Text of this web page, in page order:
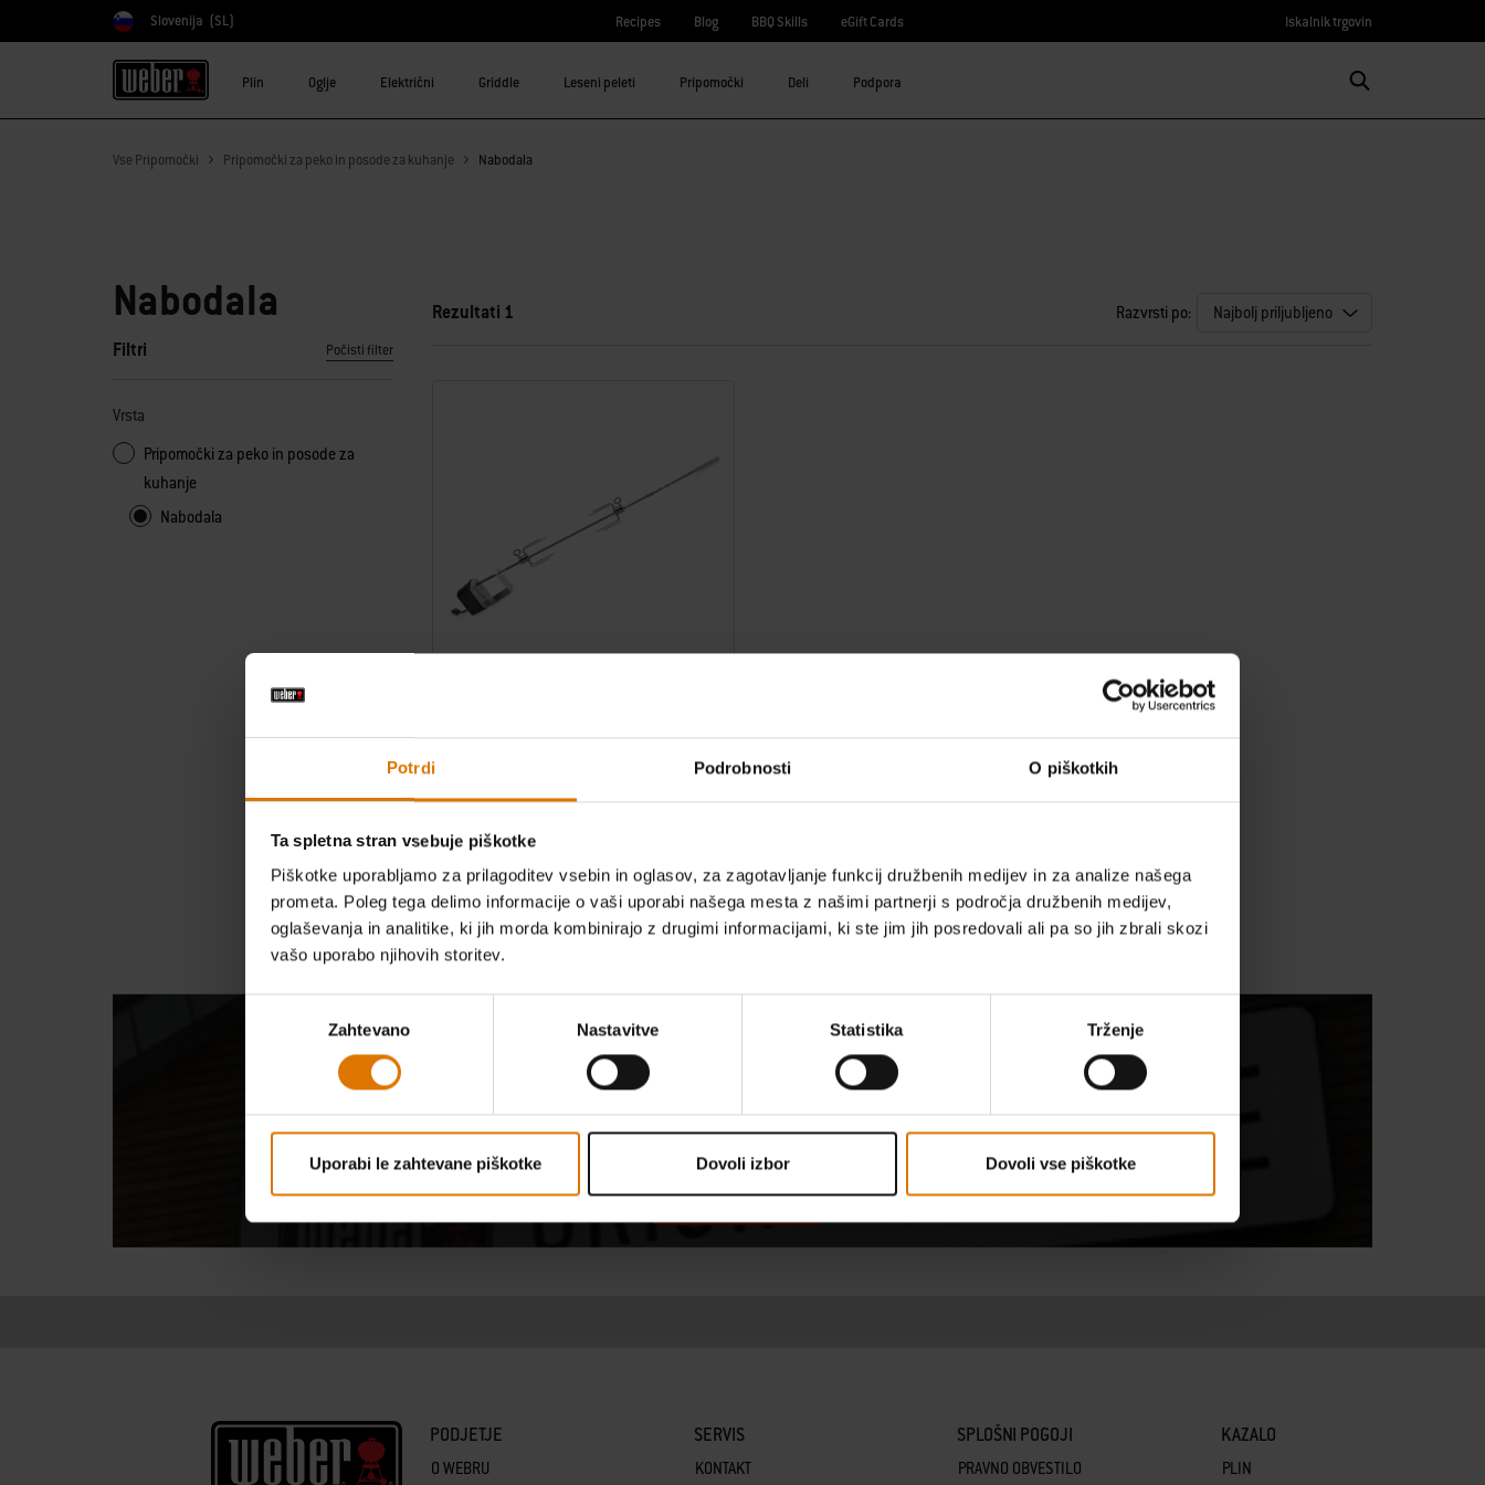
Potrdi Podrobnosti O piškotkih
Ta spletna stran vsebuje piškotke
Piškotke uporabljamo za prilagoditev vsebin in oglasov, za zagotavljanje funkcij družbenih medijev in za analize našega
prometa. Poleg tega delimo informacije o vaši uporabi našega mesta z našimi partnerji s področja družbenih medijev,
oglaševanja in analitike, ki jih morda kombinirajo z drugimi informacijami, ki ste jim jih posredovali ali pa so jih zbrali skozi
vašo uporabo njihovih storitev.
Zahtevano Nastavitve Statistika Trženje
Uporabi le zahtevane piškotke Dovoli izbor Dovoli vse piškotke
Izberite državo
Slovenija (SL) Recipes Blog BBQ Skills eGift Cards Iskalnik trgovin
Plin Oglje Električni Griddle Leseni peleti Pripomočki Deli Podpora
Vse Pripomočki Pripomočki za peko in posode za kuhanje Nabodala
Nabodala
Filtri
Z izbiro katerega koli od filtrov se bo stran osvežila z novimi rezultati.
Počisti filter
Vrsta
Pripomočki za peko in posode za
kuhanje
Nabodala
Rezultati 1 Razvrsti po:
Za žare serij Genesis II 200/300
Color Options
CAN’T DECIDE ON A BARBECUE? RECEIVE EXTENSIVE ADVICE FROM OUR EXPERT STAFF
Find a store near you
Find a store
PODJETJE
O WEBRU
SERVIS
KONTAKT
SPLOŠNI POGOJI
PRAVNO OBVESTILO
KAZALO
PLIN